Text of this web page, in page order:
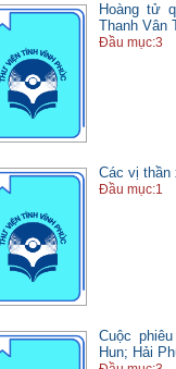
Hoàng tử
Thanh Vân
Đầu mục:3
Các vị thần
Đầu mục:1
Cuộc
Hun; Hải